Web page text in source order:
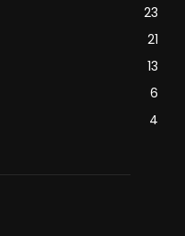
23
21
13
6
4